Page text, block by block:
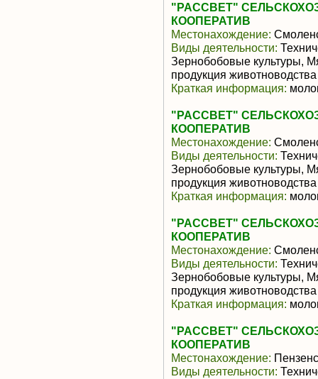
"РАССВЕТ"
КООПЕРАТИВ
Местонахождение:
Виды деятельности:
Зернобобовые культуры,
продукция животноводства
Краткая информация:
"РАССВЕТ"
КООПЕРАТИВ
Местонахождение:
Виды деятельности:
Зернобобовые культуры,
продукция животноводства
Краткая информация:
"РАССВЕТ"
КООПЕРАТИВ
Местонахождение:
Виды деятельности:
Зернобобовые культуры,
продукция животноводства
Краткая информация:
"РАССВЕТ"
КООПЕРАТИВ
Местонахождение:
Виды деятельности: